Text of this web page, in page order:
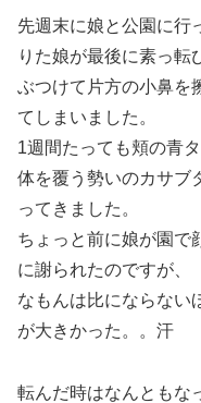
先週末に娘と公園に行
りた娘が最後に素っ転
ぶつけて片方の小鼻を
てしまいました。
1週間たっても頬の青
体を覆う勢いのカサブ
ってきました。
ちょっと前に娘が園で
に謝られたのですが、
なもんは比にならない
が大きかった。。汗
転んだ時はなんともな